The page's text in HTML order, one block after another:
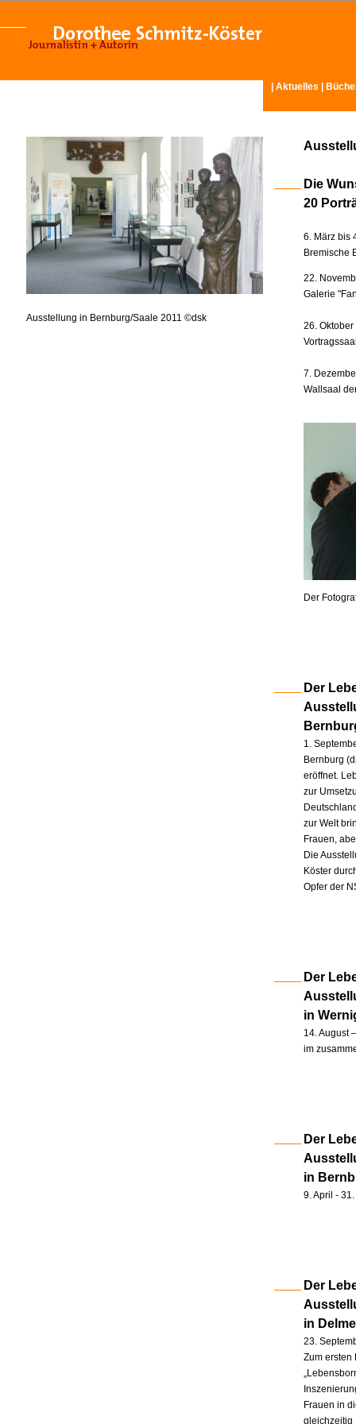
Aktuelles
Ausstellung in Bernburg/Saale 2011 ©dsk
Die
20
6. März bis
Bremische
22.
Galerie
26.
7.
Wallsaal
Der
Der
1.
Bernburg
eröffnet.
zur
zur Welt
Frauen,
Die
Köster
Opfer der
Der
in
14. August
im
Der
in
9. April -
Der
in
23.
Zum ersten
Frauen in
gleichzeitig